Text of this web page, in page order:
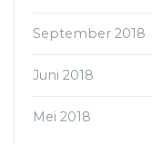
September 2018
Juni 2018
Mei 2018